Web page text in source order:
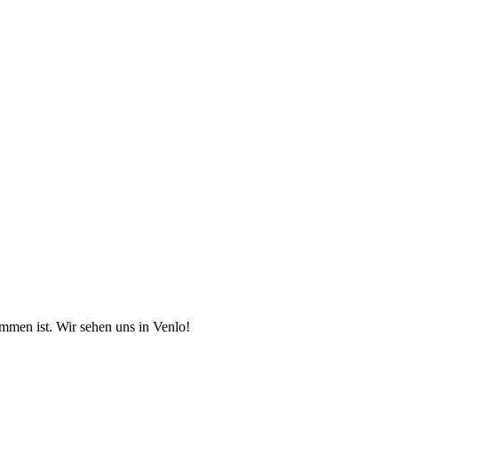
ist. Wir sehen uns in Venlo!